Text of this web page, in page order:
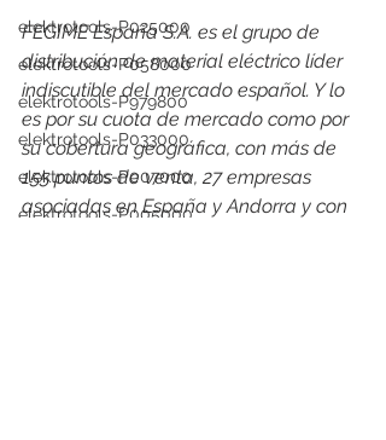
elektrotools-P025000
elektrotools-P058000
elektrotools-P979800
elektrotools-P033000
elektrotools-P007000
elektrotools-P005000
FEGIME España S.A. es el grupo de
distribución de material eléctrico líder
indiscutible del mercado español. Y lo
es por su cuota de mercado como por
su cobertura geográfica, con más de
155 puntos de venta, 27 empresas
asociadas en España y Andorra y con